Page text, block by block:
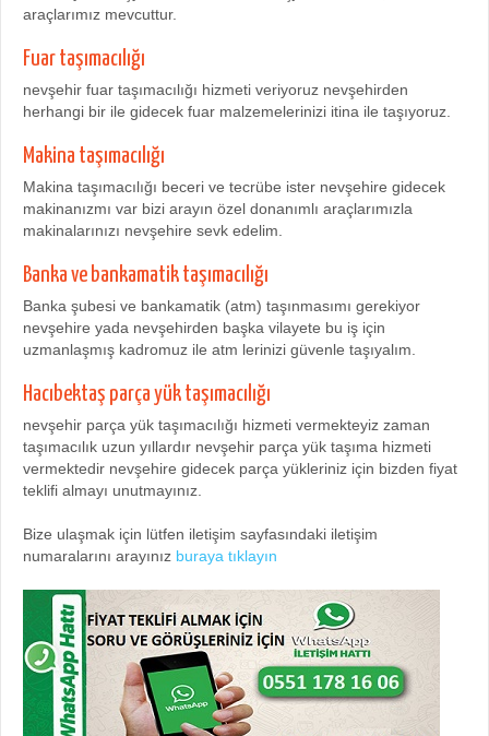
araçlarımız mevcuttur.
Fuar taşımacılığı
nevşehir fuar taşımacılığı hizmeti veriyoruz nevşehirden
herhangi bir ile gidecek fuar malzemelerinizi itina ile taşıyoruz.
Makina taşımacılığı
Makina taşımacılığı beceri ve tecrübe ister nevşehire gidecek
makinanızmı var bizi arayın özel donanımlı araçlarımızla
makinalarınızı nevşehire sevk edelim.
Banka ve bankamatik taşımacılığı
Banka şubesi ve bankamatik (atm) taşınmasımı gerekiyor
nevşehire yada nevşehirden başka vilayete bu iş için
uzmanlaşmış kadromuz ile atm lerinizi güvenle taşıyalım.
Hacıbektaş parça yük taşımacılığı
nevşehir parça yük taşımacılığı hizmeti vermekteyiz zaman
taşımacılık uzun yıllardır nevşehir parça yük taşıma hizmeti
vermektedir nevşehire gidecek parça yükleriniz için bizden fiyat
teklifi almayı unutmayınız.
Bize ulaşmak için lütfen iletişim sayfasındaki iletişim
numaralarını arayınız buraya tıklayın